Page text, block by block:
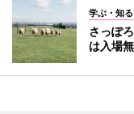
学ぶ・知る
さっぽ
は入場